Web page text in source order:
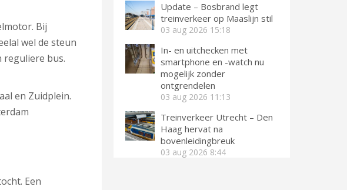
Bij
wel de steun
reguliere bus.
en Zuidplein.
Een
Update – Bosbrand legt
treinverkeer op Maaslijn stil
03 aug 2026 15:18
In- en uitchecken met
smartphone en -watch nu
mogelijk zonder
ontgrendelen
03 aug 2026 11:13
Treinverkeer Utrecht – Den
Haag hervat na
bovenleidingbreuk
03 aug 2026 8:44